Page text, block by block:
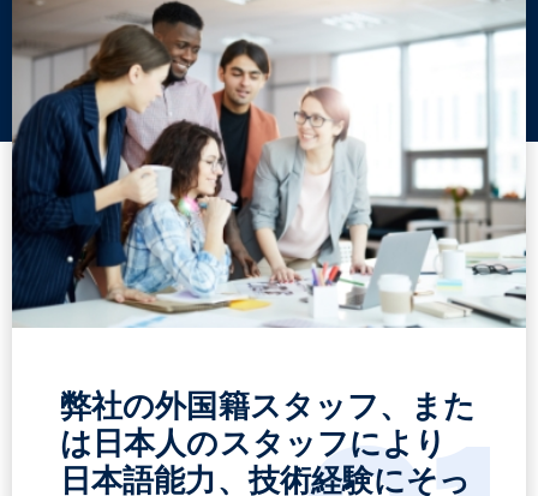
弊社の外国籍スタッフ、また
は日本人のスタッフにより
日本語能力、技術経験にそっ